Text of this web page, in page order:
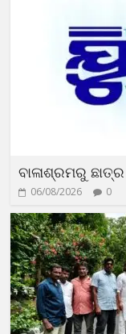
ବାଳାଶ୍ରମରୁ
06/08/2026 0